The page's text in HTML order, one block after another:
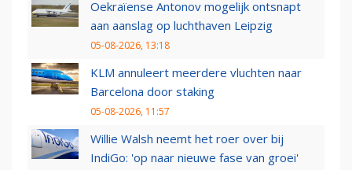
Oekraïense Antonov mogelijk ontsnapt
aan aanslag op luchthaven Leipzig
05-08-2026, 13:18
KLM annuleert meerdere vluchten naar
Barcelona door staking
05-08-2026, 11:57
Willie Walsh neemt het roer over bij
IndiGo: 'op naar nieuwe fase van groei'